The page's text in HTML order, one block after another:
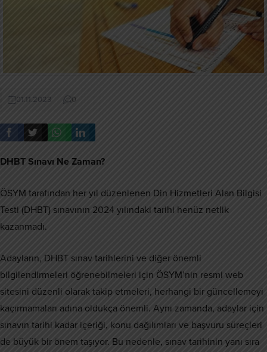
01.11.2023 0
DHBT Sınavı Ne Zaman?
ÖSYM tarafından her yıl düzenlenen Din Hizmetleri Alan Bilgisi
Testi (DHBT) sınavının 2024 yılındaki tarihi henüz netlik
kazanmadı.
Adayların, DHBT sınav tarihlerini ve diğer önemli
bilgilendirmeleri öğrenebilmeleri için ÖSYM’nin resmi web
sitesini düzenli olarak takip etmeleri, herhangi bir güncellemeyi
kaçırmamaları adına oldukça önemli. Aynı zamanda, adaylar için
sınavın tarihi kadar içeriği, konu dağılımları ve başvuru süreçleri
de büyük bir önem taşıyor. Bu nedenle, sınav tarihinin yanı sıra